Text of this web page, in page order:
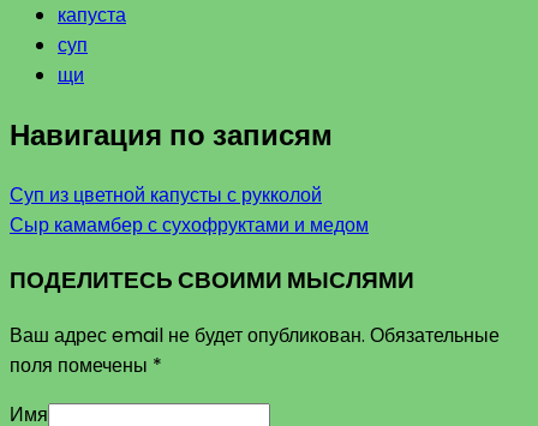
капуста
суп
щи
Навигация по записям
Суп из цветной капусты с рукколой
Сыр камамбер с сухофруктами и медом
ПОДЕЛИТЕСЬ СВОИМИ МЫСЛЯМИ
Ваш адрес email не будет опубликован. Обязательные
поля помечены *
Имя